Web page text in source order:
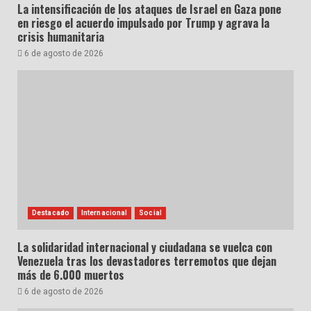
La intensificación de los ataques de Israel en Gaza pone
en riesgo el acuerdo impulsado por Trump y agrava la
crisis humanitaria
6 de agosto de 2026
Destacado Internacional Social
La solidaridad internacional y ciudadana se vuelca con
Venezuela tras los devastadores terremotos que dejan
más de 6.000 muertos
6 de agosto de 2026